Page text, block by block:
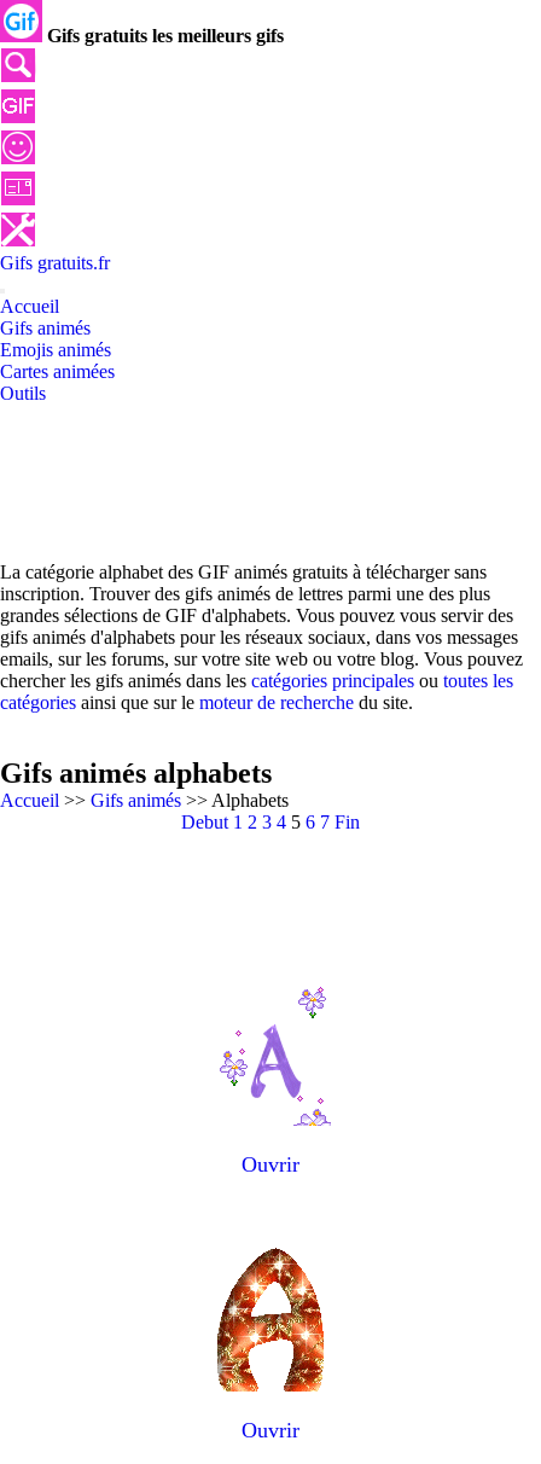
Gifs gratuits les meilleurs gifs
Gifs gratuits.fr
Accueil
Gifs animés
Emojis animés
Cartes animées
Outils
La catégorie alphabet des GIF animés gratuits à télécharger sans
inscription. Trouver des gifs animés de lettres parmi une des plus
grandes sélections de GIF d'alphabets. Vous pouvez vous servir des
gifs animés d'alphabets pour les réseaux sociaux, dans vos messages
emails, sur les forums, sur votre site web ou votre blog. Vous pouvez
chercher les gifs animés dans les catégories principales ou toutes les
catégories ainsi que sur le moteur de recherche du site.
Gifs animés alphabets
Accueil >> Gifs animés >> Alphabets
Debut 1 2 3 4 5 6 7 Fin
Ouvrir
Ouvrir